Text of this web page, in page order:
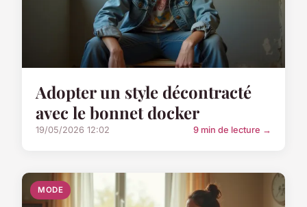
Adopter un style décontracté
avec le bonnet docker
19/05/2026 12:02 9 min de lecture →
MODE